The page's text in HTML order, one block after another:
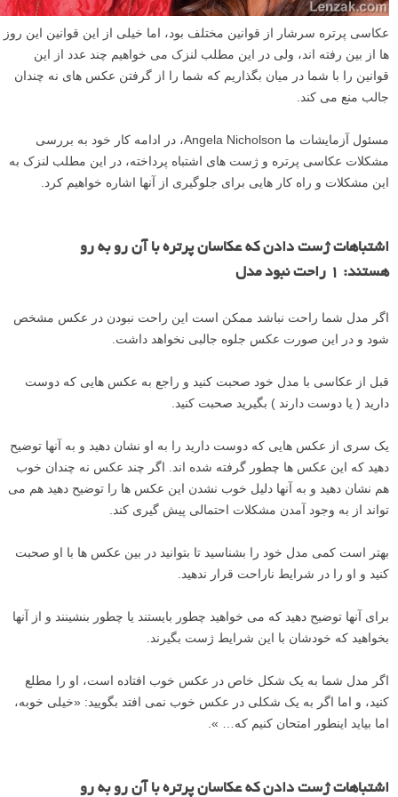
عکاسی پرتره سرشار از قوانین مختلف بود، اما خیلی از این قوانین این روز
ها از بین رفته اند، ولی در این مطلب لنزک می خواهیم چند عدد از این
قوانین را با شما در میان بگذاریم که شما را از گرفتن عکس های نه چندان
جالب منع می کند.
مسئول آزمایشات ما Angela Nicholson، در ادامه کار خود به بررسی
مشکلات عکاسی پرتره و ژست های اشتباه پرداخته، در این مطلب لنزک به
این مشکلات و راه کار هایی برای جلوگیری از آنها اشاره خواهیم کرد.
اشتباهات ژست دادن که عکاسان پرتره با آن رو به رو
هستند: ۱ راحت نبود مدل
اگر مدل شما راحت نباشد ممکن است این راحت نبودن در عکس مشخص
شود و در این صورت عکس جلوه جالبی نخواهد داشت.
قبل از عکاسی با مدل خود صحبت کنید و راجع به عکس هایی که دوست
دارید ( یا دوست دارند ) بگیرید صحبت کنید.
یک سری از عکس هایی که دوست دارید را به او نشان دهید و به آنها توضیح
دهید که این عکس ها چطور گرفته شده اند. اگر چند عکس نه چندان خوب
هم نشان دهید و به آنها دلیل خوب نشدن این عکس ها را توضیح دهید هم می
تواند از به وجود آمدن مشکلات احتمالی پیش گیری کند.
بهتر است کمی مدل خود را بشناسید تا بتوانید در بین عکس ها با او صحبت
کنید و او را در شرایط ناراحت قرار ندهید.
برای آنها توضیح دهید که می خواهید چطور بایستند یا چطور بنشینند و از آنها
بخواهید که خودشان با این شرایط ژست بگیرند.
اگر مدل شما به یک شکل خاص در عکس خوب افتاده است، او را مطلع
کنید، و اما اگر به یک شکلی در عکس خوب نمی افتد بگویید: «خیلی خوبه،
اما بیاید اینطور امتحان کنیم که… ».
اشتباهات ژست دادن که عکاسان پرتره با آن رو به رو